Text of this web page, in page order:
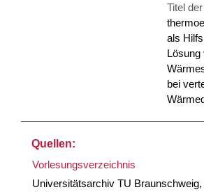
Titel
als
Lösung
bei
Quellen:
Vorlesungsverzeichnis
Universitätsarchiv TU